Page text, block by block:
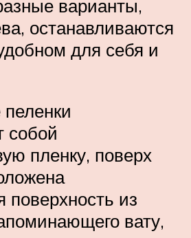
варианты,
останавливаются
для себя и
собой
пленку, поверх
из
вату,